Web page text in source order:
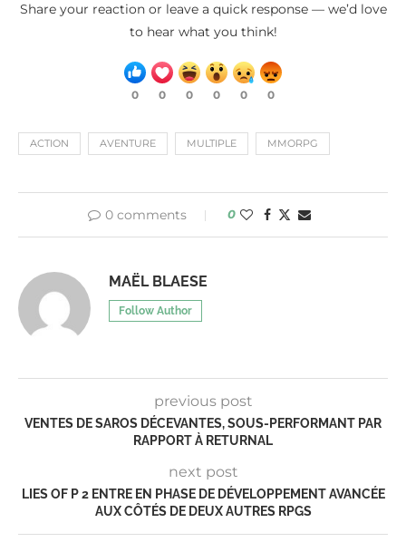
Share your reaction or leave a quick response — we’d love
to hear what you think!
0 0 0 0 0 0
ACTION AVENTURE MULTIPLE MMORPG
0 comments 0
MAËL BLAESE
Follow Author
previous post
VENTES DE SAROS DÉCEVANTES, SOUS-PERFORMANT PAR
RAPPORT À RETURNAL
next post
LIES OF P 2 ENTRE EN PHASE DE DÉVELOPPEMENT AVANCÉE
AUX CÔTÉS DE DEUX AUTRES RPGS